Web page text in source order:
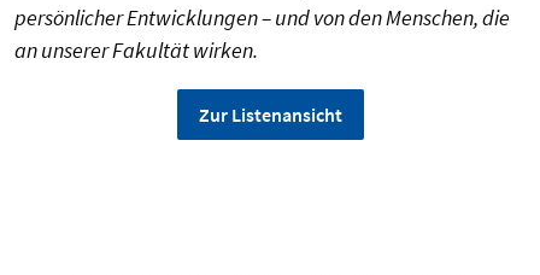
persönlicher Entwicklungen – und von den Menschen, die
an unserer Fakultät wirken.
Zur Listenansicht